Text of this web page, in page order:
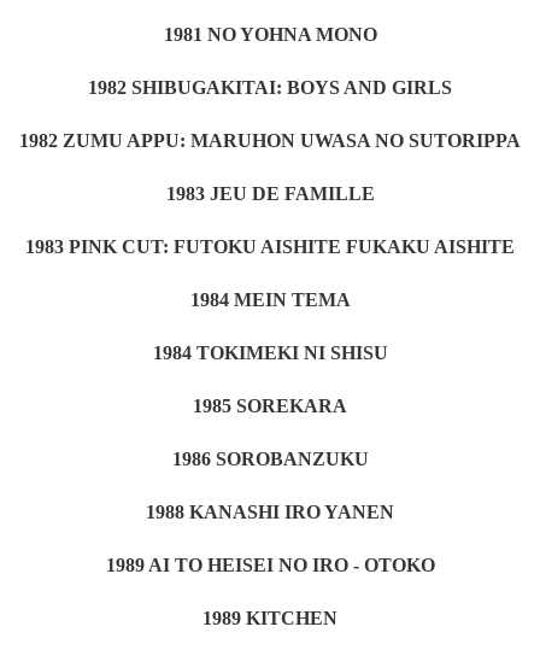
1981 NO YOHNA MONO
1982 SHIBUGAKITAI: BOYS AND GIRLS
1982 ZUMU APPU: MARUHON UWASA NO SUTORIPPA
1983 JEU DE FAMILLE
1983 PINK CUT: FUTOKU AISHITE FUKAKU AISHITE
1984 MEIN TEMA
1984 TOKIMEKI NI SHISU
1985 SOREKARA
1986 SOROBANZUKU
1988 KANASHI IRO YANEN
1989 AI TO HEISEI NO IRO - OTOKO
1989 KITCHEN